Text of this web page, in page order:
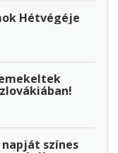
Hétvégéje
színes